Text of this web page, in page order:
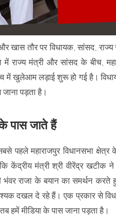
खास तौर पर विधायक, सांसद,
राज्य मंत्री और सांसद के बीच,
में खुलेआम लड़ाई शुरू हो गई है।
जाना पड़ता है।
के पास जाते हैं
पहले महाराजपुर विधानसभा क्षेत्र
केंद्रीय मंत्री श्री वीरेंद्र खटीक ने
राजा के बयान का समर्थन करते
दखल दे रहे हैं। एक प्रकार से
हमें मीडिया के पास जाना पड़ता है।